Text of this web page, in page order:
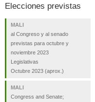
Elecciones previstas
MALI
al Congreso y al senado
previstas para octubre y
noviembre 2023
Legislativas
Octubre 2023 (aprox.)
MALI
Congress and Senate;